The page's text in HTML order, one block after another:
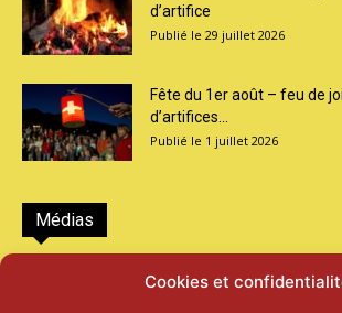
Cookies et
d’artifice
29 juillet 2026
Fête du 1er août – feu de
d’artifices...
1 juillet 2026
Médias
2026 – Laiterie d’Orsières